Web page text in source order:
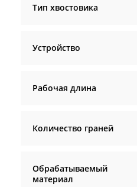
Тип хвостовика
Устройство
Рабочая длина
Количество граней
Обрабатываемый
материал